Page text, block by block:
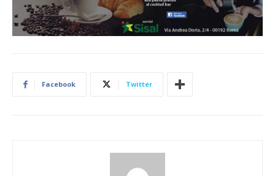
Facebook Twitter